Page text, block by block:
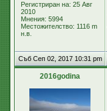
Регистриран на: 25 Авг
2010
Мнения: 5994
Местожителство: 1116 m
н.в.
Съб Сеп 02, 2017 10:31 pm
2016godina